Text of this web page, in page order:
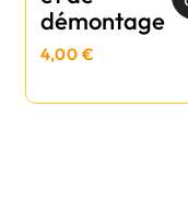
démontage
4,00 €